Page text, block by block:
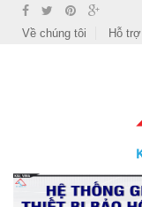
Về chúng tôi
Hỗ trợ